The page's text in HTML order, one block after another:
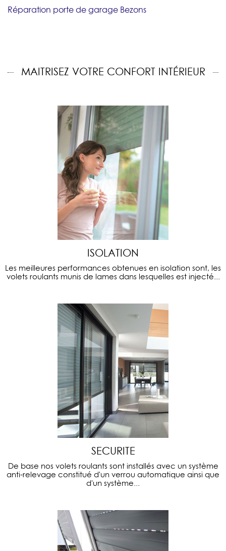
Réparation porte de garage Bezons
MAITRISEZ VOTRE CONFORT INTÉRIEUR
ISOLATION
Les meilleures performances obtenues en isolation sont, les
volets roulants munis de lames dans lesquelles est injecté...
SECURITE
De base nos volets roulants sont installés avec un système
anti-relevage constitué d'un verrou automatique ainsi que
d'un système...